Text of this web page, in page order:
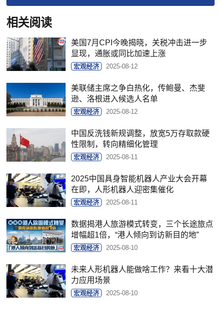
相关阅读
美国7月CPI今晚揭晓，关税冲击进一步
显现，通胀或同比加速上涨
宏观经济 2025-08-12
美联储主席之争白热化，传鲍曼、杰斐
逊、洛根进入候选人名单
宏观经济 2025-08-12
中国反洗钱新规调整，放宽5万存取款硬
性限制，转向精细化管理
宏观经济 2025-08-11
2025中国具身智能机器人产业大会开幕
在即，人形机器人迎密集催化
宏观经济 2025-08-11
数据揭港人旅游模式转变，三个长途旅点
增幅超1倍，“港人倾向到访新目的地”
宏观经济 2025-08-10
未来人形机器人能做啥工作？来看十大潜
力应用场景
宏观经济 2025-08-10